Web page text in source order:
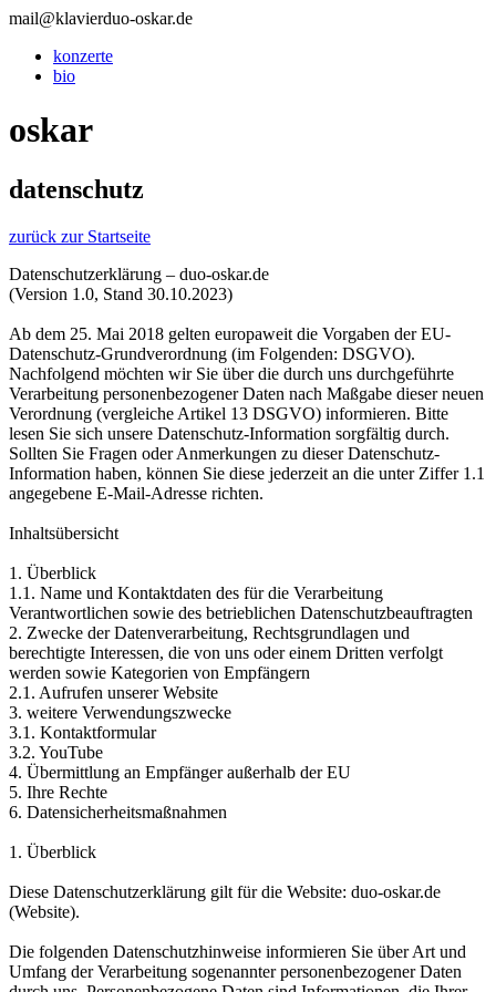
mail@klavierduo-oskar.de
konzerte
bio
oskar
datenschutz
zurück zur Startseite
Datenschutzerklärung – duo-oskar.de
(Version 1.0, Stand 30.10.2023)
Ab dem 25. Mai 2018 gelten europaweit die Vorgaben der EU-
Datenschutz-Grundverordnung (im Folgenden: DSGVO).
Nachfolgend möchten wir Sie über die durch uns durchgeführte
Verarbeitung personenbezogener Daten nach Maßgabe dieser neuen
Verordnung (vergleiche Artikel 13 DSGVO) informieren. Bitte
lesen Sie sich unsere Datenschutz-Information sorgfältig durch.
Sollten Sie Fragen oder Anmerkungen zu dieser Datenschutz-
Information haben, können Sie diese jederzeit an die unter Ziffer 1.1
angegebene E-Mail-Adresse richten.
Inhaltsübersicht
1. Überblick
1.1. Name und Kontaktdaten des für die Verarbeitung
Verantwortlichen sowie des betrieblichen Datenschutzbeauftragten
2. Zwecke der Datenverarbeitung, Rechtsgrundlagen und
berechtigte Interessen, die von uns oder einem Dritten verfolgt
werden sowie Kategorien von Empfängern
2.1. Aufrufen unserer Website
3. weitere Verwendungszwecke
3.1. Kontaktformular
3.2. YouTube
4. Übermittlung an Empfänger außerhalb der EU
5. Ihre Rechte
6. Datensicherheitsmaßnahmen
1. Überblick
Diese Datenschutzerklärung gilt für die Website: duo-oskar.de
(Website).
Die folgenden Datenschutzhinweise informieren Sie über Art und
Umfang der Verarbeitung sogenannter personenbezogener Daten